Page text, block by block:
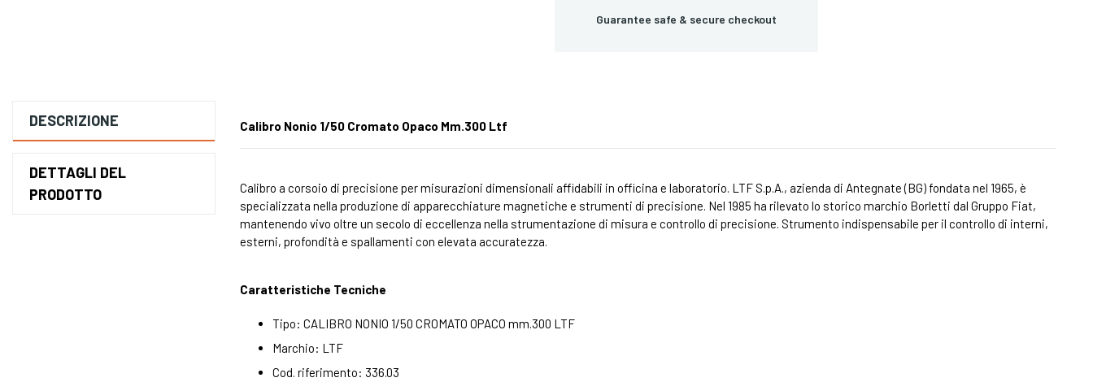
Guarantee safe & secure checkout
DESCRIZIONE
DETTAGLI DEL
PRODOTTO
Calibro Nonio 1/50 Cromato Opaco Mm.300 Ltf
Calibro a corsoio di precisione per misurazioni dimensionali affidabili in officina e laboratorio. LTF S.p.A., azienda di Antegnate (BG) fondata nel 1965, è
specializzata nella produzione di apparecchiature magnetiche e strumenti di precisione. Nel 1985 ha rilevato lo storico marchio Borletti dal Gruppo Fiat,
mantenendo vivo oltre un secolo di eccellenza nella strumentazione di misura e controllo di precisione. Strumento indispensabile per il controllo di interni,
esterni, profondità e spallamenti con elevata accuratezza.
Caratteristiche Tecniche
Tipo: CALIBRO NONIO 1/50 CROMATO OPACO mm.300 LTF
Marchio: LTF
Cod. riferimento: 336.03